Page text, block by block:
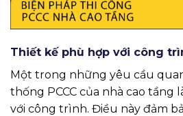
Thiết kế phù hợp với công
Một trong những yêu cầu
thống PCCC của nhà cao tầng
với công trình. Điều này đảm